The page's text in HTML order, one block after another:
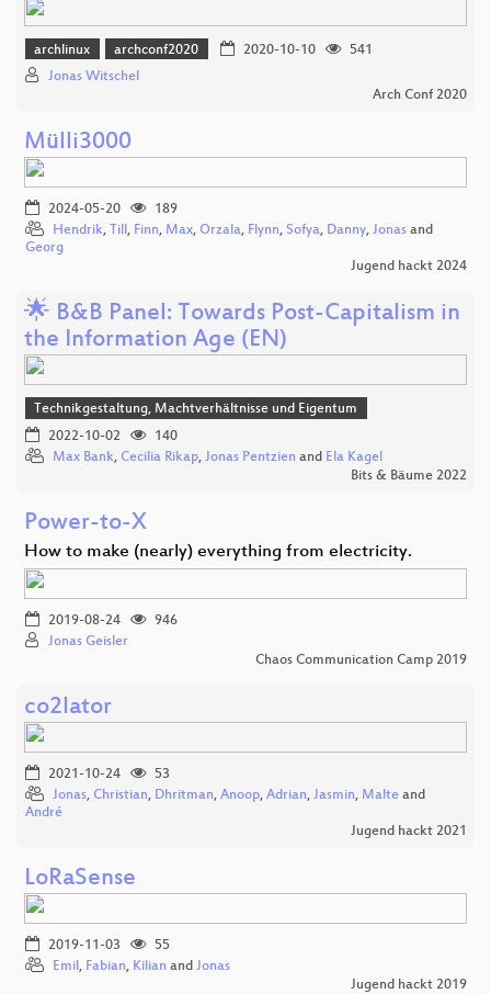
archlinux archconf2020 2020-10-10
541
Jonas Witschel
Arch Conf 2020
Mülli3000
2024-05-20
189
Hendrik, Till, Finn, Max, Orzala, Flynn, Sofya, Danny, Jonas and
Georg
Jugend hackt 2024
🌟 B&B Panel: Towards Post-Capitalism in
the Information Age (EN)
Technikgestaltung, Machtverhältnisse und Eigentum
2022-10-02
140
Max Bank, Cecilia Rikap, Jonas Pentzien and Ela Kagel
Bits & Bäume 2022
Power-to-X
How to make (nearly) everything from electricity.
2019-08-24
946
Jonas Geisler
Chaos Communication Camp 2019
co2lator
2021-10-24
53
Jonas, Christian, Dhritman, Anoop, Adrian, Jasmin, Malte and
André
Jugend hackt 2021
LoRaSense
2019-11-03
55
Emil , Fabian, Kilian and Jonas
Jugend hackt 2019